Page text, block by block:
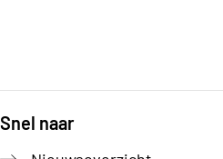
Snel naar